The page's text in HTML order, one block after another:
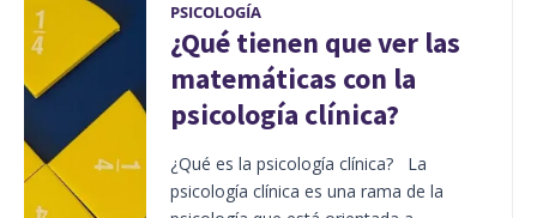
PSICOLOGÍA
¿Qué tienen que ver las
matemáticas con la
psicología clínica?
¿Qué es la psicología clínica? La
psicología clínica es una rama de la